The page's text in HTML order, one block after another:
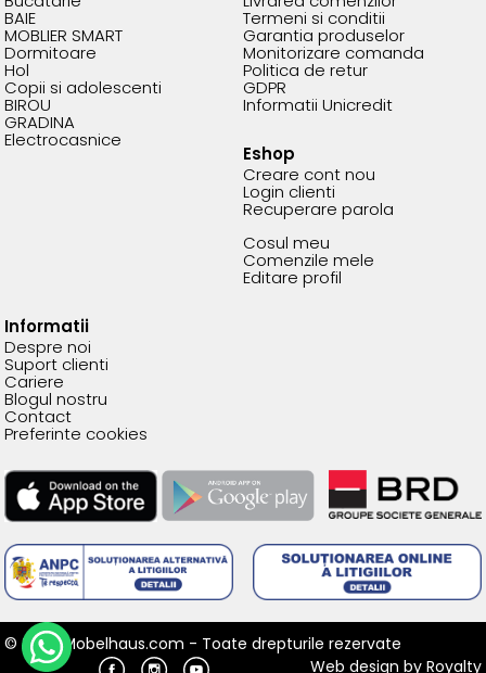
BAIE
MOBLIER SMART
Dormitoare
Hol
Copii si adolescenti
BIROU
GRADINA
Electrocasnice
Termeni si conditii
Garantia produselor
Monitorizare comanda
Politica de retur
GDPR
Informatii Unicredit
Eshop
Creare cont nou
Login clienti
Recuperare parola
Cosul meu
Comenzile mele
Editare profil
Informatii
Despre noi
Suport clienti
Cariere
Blogul nostru
Contact
Preferinte cookies
© 2026 Mobelhaus.com - Toate drepturile rezervate
Web design by Royalty